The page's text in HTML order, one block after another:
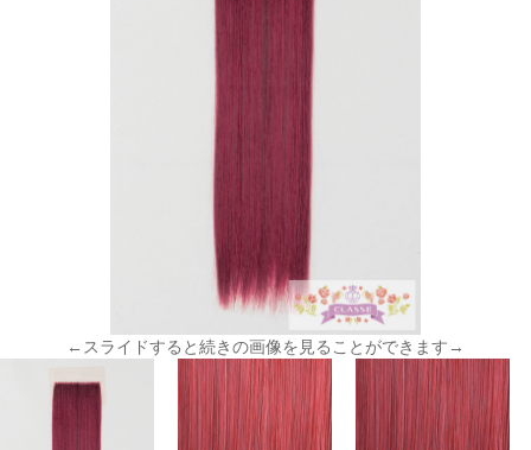
←スライドすると続きの画像を見ることができます→